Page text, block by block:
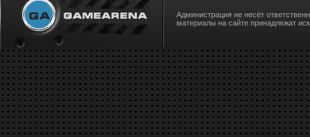
Администрация не несёт
материалы на сайте принадлежат